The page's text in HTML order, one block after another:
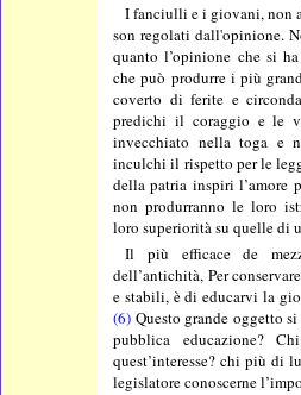
I fanciulli e i giovani, non
son regolati dall'opinione.
quanto l’opinione che si
che può produrre i più
coverto di ferite e
predichi il coraggio e le
invecchiato nella toga e
inculchi il rispetto per le
della patria inspiri l’amore
non produrranno le loro
loro superiorità su quelle di
Il più efficace de
dell’antichità, Per
e stabili, è di educarvi la
(6) Questo grande oggetto
pubblica educazione?
quest’interesse? chi più di
legislatore conoscerne